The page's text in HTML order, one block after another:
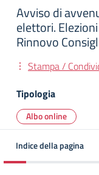
Avviso di
elettori.
Rinnovo
Stampa /
Tipologia
Albo online
Indice della pagina